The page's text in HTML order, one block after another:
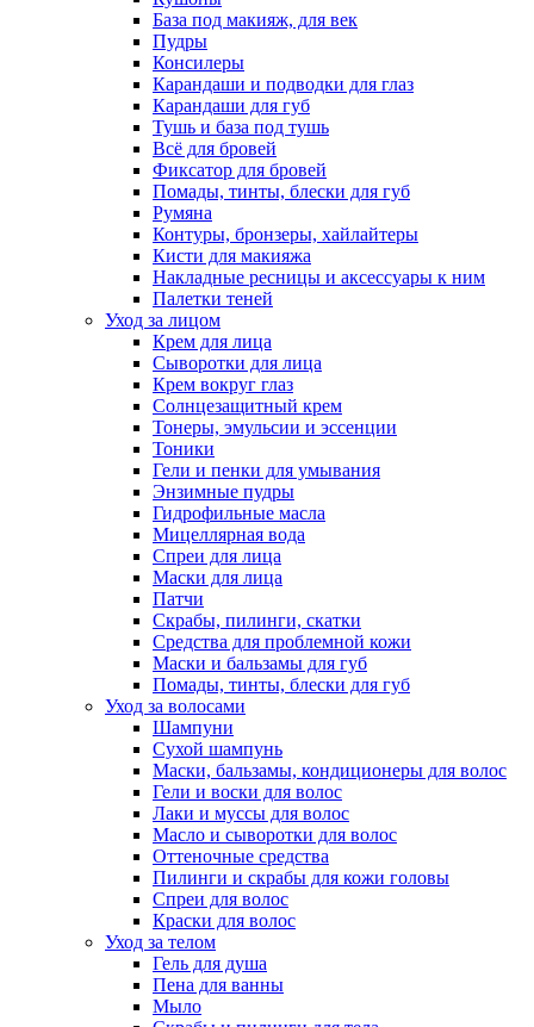
База под макияж, для век
Пудры
Консилеры
Карандаши и подводки для глаз
Карандаши для губ
Тушь и база под тушь
Всё для бровей
Фиксатор для бровей
Помады, тинты, блески для губ
Румяна
Контуры, бронзеры, хайлайтеры
Кисти для макияжа
Накладные ресницы и аксессуары к ним
Палетки теней
Уход за лицом
Крем для лица
Сыворотки для лица
Крем вокруг глаз
Солнцезащитный крем
Тонеры, эмульсии и эссенции
Тоники
Гели и пенки для умывания
Энзимные пудры
Гидрофильные масла
Мицеллярная вода
Спреи для лица
Маски для лица
Патчи
Скрабы, пилинги, скатки
Средства для проблемной кожи
Маски и бальзамы для губ
Помады, тинты, блески для губ
Уход за волосами
Шампуни
Сухой шампунь
Маски, бальзамы, кондиционеры для волос
Гели и воски для волос
Лаки и муссы для волос
Масло и сыворотки для волос
Оттеночные средства
Пилинги и скрабы для кожи головы
Спреи для волос
Краски для волос
Уход за телом
Гель для душа
Пена для ванны
Мыло